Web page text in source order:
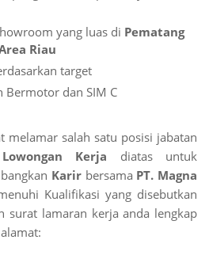
yang luas di Pematang
Riau
target
dan SIM C
melamar salah satu posisi jabatan
Kerja diatas untuk
Karir bersama PT. Magna
Kualifikasi yang disebutkan
surat lamaran kerja anda lengkap